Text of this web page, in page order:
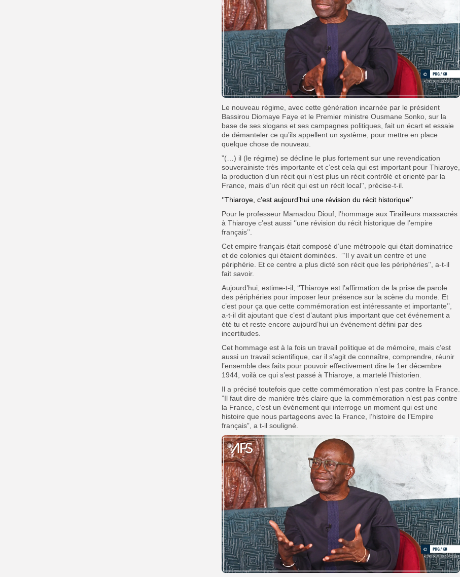
Le nouveau régime, avec cette génération incarnée par le président
Bassirou Diomaye Faye et le Premier ministre Ousmane Sonko, sur la
base de ses slogans et ses campagnes politiques, fait un écart et essaie
de démanteler ce qu’ils appellent un système, pour mettre en place
quelque chose de nouveau.
”(…) il (le régime) se décline le plus fortement sur une revendication
souverainiste très importante et c’est cela qui est important pour Thiaroye,
la production d’un récit qui n’est plus un récit contrôlé et orienté par la
France, mais d’un récit qui est un récit local’’, précise-t-il.
‘’Thiaroye, c’est aujourd’hui une révision du récit historique’’
Pour le professeur Mamadou Diouf, l’hommage aux Tirailleurs massacrés
à Thiaroye c’est aussi ‘’une révision du récit historique de l’empire
français’’.
Cet empire français était composé d’une métropole qui était dominatrice
et de colonies qui étaient dominées. ”’Il y avait un centre et une
périphérie. Et ce centre a plus dicté son récit que les périphéries’’, a-t-il
fait savoir.
Aujourd’hui, estime-t-il, ‘’Thiaroye est l’affirmation de la prise de parole
des périphéries pour imposer leur présence sur la scène du monde. Et
c’est pour ça que cette commémoration est intéressante et importante’’,
a-t-il dit ajoutant que c’est d’autant plus important que cet événement a
été tu et reste encore aujourd’hui un événement défini par des
incertitudes.
Cet hommage est à la fois un travail politique et de mémoire, mais c’est
aussi un travail scientifique, car il s’agit de connaître, comprendre, réunir
l’ensemble des faits pour pouvoir effectivement dire le 1er décembre
1944, voilà ce qui s’est passé à Thiaroye, a martelé l’historien.
Il a précisé toutefois que cette commémoration n’est pas contre la France.
”Il faut dire de manière très claire que la commémoration n’est pas contre
la France, c’est un événement qui interroge un moment qui est une
histoire que nous partageons avec la France, l’histoire de l’Empire
français”, a t-il souligné.